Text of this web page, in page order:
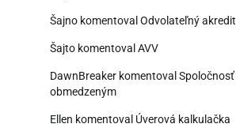
Šajno komentoval Odvolateľný
Šajto komentoval AVV
DawnBreaker komentoval
obmedzeným
Ellen komentoval Úverová kalkulačka